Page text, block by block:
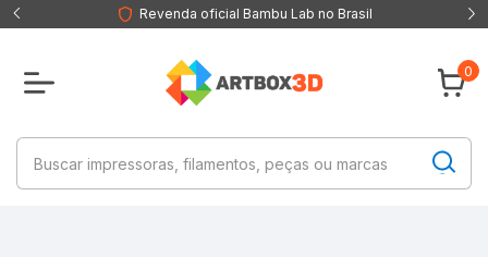
Revenda oficial Bambu Lab no Brasil
0